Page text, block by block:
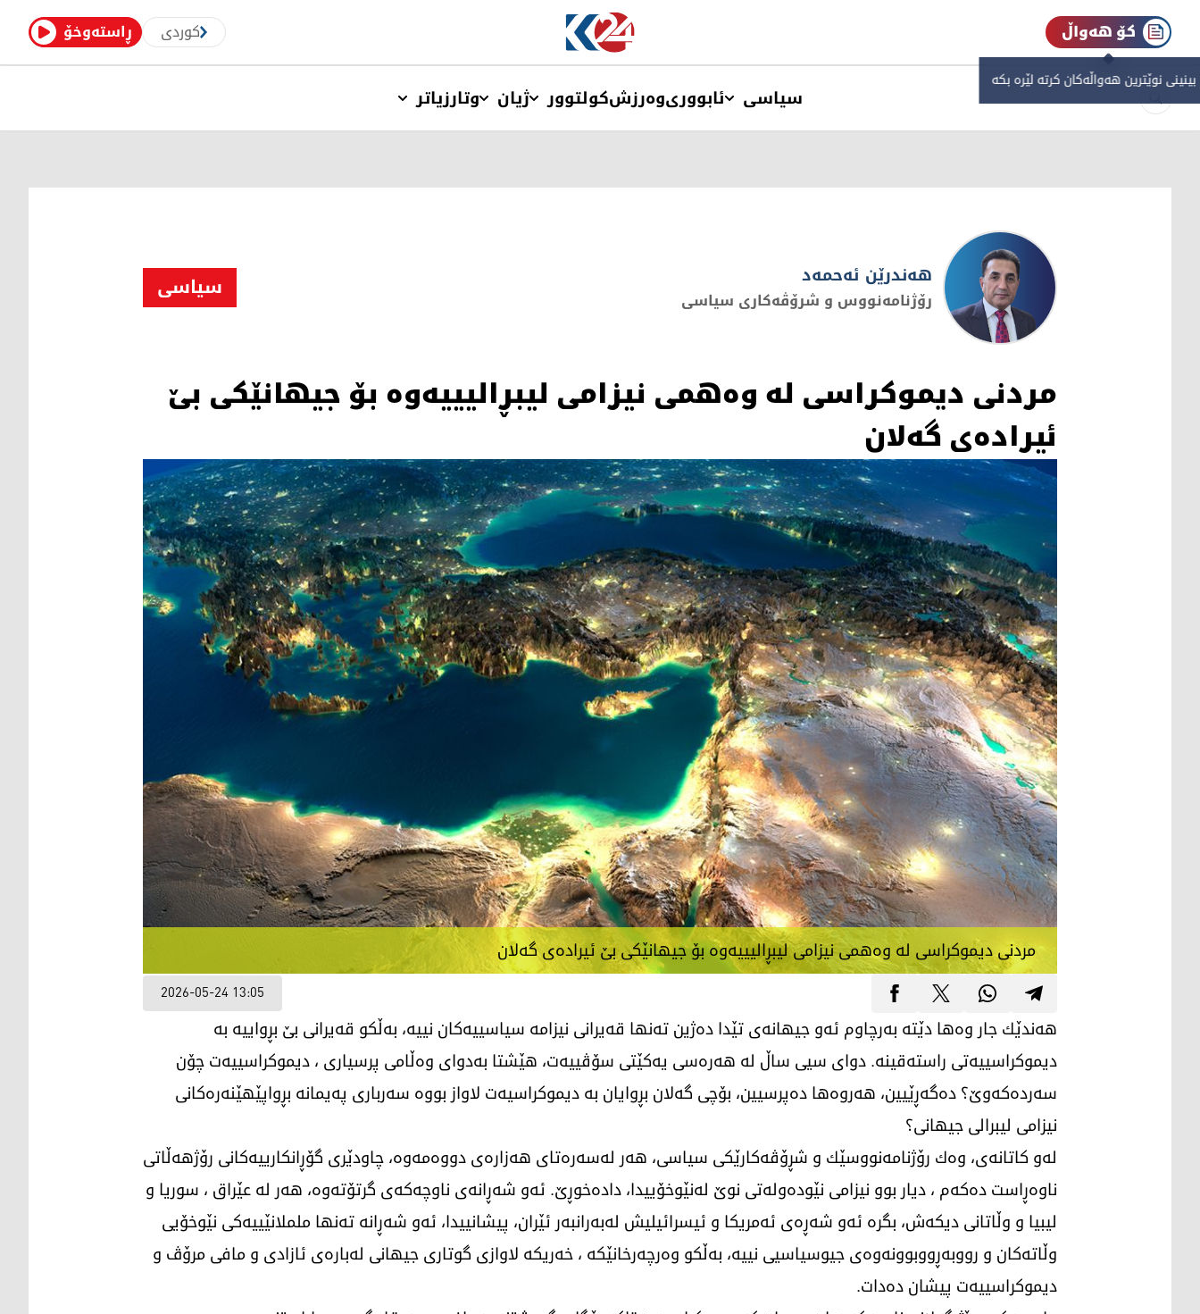
ڕاستەوخۆ کوردی کۆ هەواڵ
نوێترین هەواڵەکان کرتە لێرە بکە
سیاسی ئابووریوەرزشکولتوور ژیان وتارزیاتر
سیاسی
هەندرێن ئەحمەد
هەندرێن ئەحمەد
رۆژنامەنووس و شرۆڤەكاری سیاسی
مردنی دیموكراسی لە وەهمی نیزامی لیبڕالیییەوە بۆ جیهانێكی بێ
ئیرادەی گەلان
مردنی دیموكراسی لە وەهمی نیزامی لیبڕالیییەوە بۆ جیهانێكی بێ ئیرادەی گەلان
2026-05-24 13:05
هەندێك جار وەها دێتە بەرچاوم ئەو جیهانەی تێدا دەژین تەنها قەیرانی نیزامە سیاسییەكان نییە، بەڵكو قەیرانی بێ بڕواییە بە
دیموكراسییەتی راستەقینە. دوای سیی ساڵ لە هەرەسی یەكێتی سۆڤییەت، هێشتا بەدوای وەڵامی پرسیاری ، دیموكراسییەت چۆن
سەردەكەوێ؟ دەگەڕێیین، هەروەها دەپرسیین، بۆچی گەلان بڕوایان بە دیموكراسیەت لاواز بووە سەرباری پەیمانە بڕواپێهێنەرەکانی
نیزامی لیبرالی جیهانی؟
لەو كاتانەی، وەك رۆژنامەنووسێك و شڕۆڤەكارێكی سیاسی، هەر لەسەرەتای هەزارەی دووەمەوە، چاودێری گۆڕانكارییەکانی رۆژهەڵاتی
ناوەڕاست دەكەم ، دیار بوو نیزامی نێودەولەتی نوێ لەنێوخۆییدا، دادەخوڕێ. ئەو شەڕانەی ناوچەكەی گرتۆتەوە، هەر لە عێراق ، سوریا و
لیبیا و وڵاتانی دیكەش، بگرە ئەو شەڕەی ئەمریكا و ئیسرائیلیش لەبەرانبەر ئێران، پیشانییدا، ئەو شەڕانە تەنها ململانێییەكی نێوخۆیی
وڵاتەكان و رووبەڕووبوونەوەی جیوسیاسیی نییە، بەڵكو وەرچەرخانێكە ، خەریكە لاوازی گوتاری جیهانی لەبارەی ئازادی و مافی مرۆڤ و
دیموكراسییەت پیشان دەدات.